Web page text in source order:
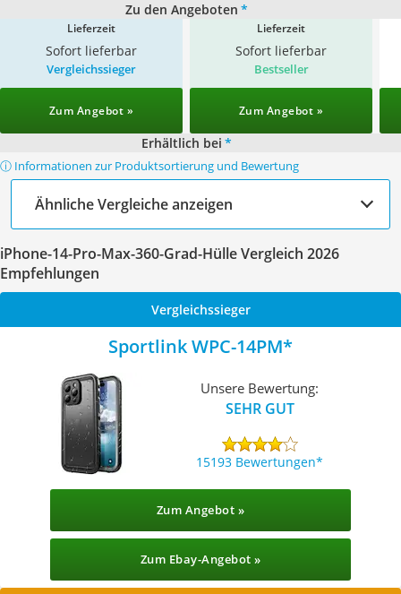
Zu den Angeboten *
Lieferzeit
Sofort lieferbar
Lieferzeit
Sofort lieferbar
Vergleichssieger
Zum Angebot »
Bestseller
Zum Angebot »
Erhältlich bei *
ⓘ Informationen zur Produktsortierung und Bewertung
Ähnliche Vergleiche anzeigen
iPhone-14-Pro-Max-360-Grad-Hülle Vergleich 2026
Empfehlungen
Vergleichssieger
Sportlink WPC-14PM
Unsere Bewertung:
SEHR GUT
15193 Bewertungen
Zum Angebot »
Zum Ebay-Angebot »